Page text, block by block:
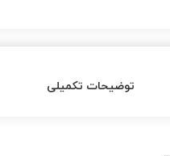
توضیحات تکمیلی